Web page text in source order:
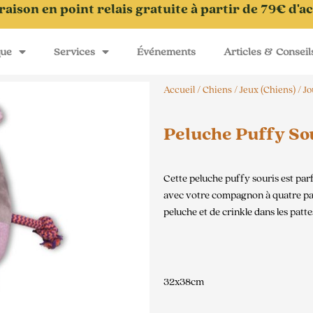
en point relais gratuite à partir de 79€
Services Événements Articles &
Accueil/Chiens/Jeux (Chiens)/
Peluche Puffy
Cette peluche puffy souris est
avec votre compagnon à quatre
peluche et de crinkle dans les
32x38cm